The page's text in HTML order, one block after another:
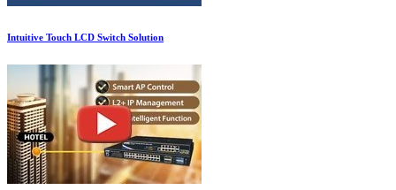
Intuitive Touch LCD Switch Solution